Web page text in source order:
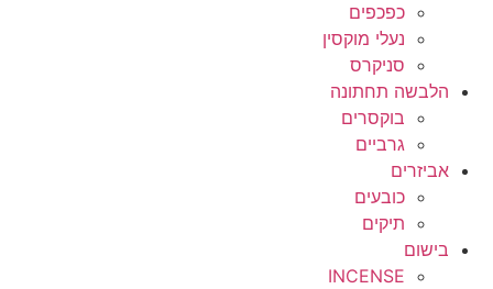
כפכפים
נעלי מוקסין
סניקרס
הלבשה תחתונה
בוקסרים
גרביים
אביזרים
כובעים
תיקים
בישום
INCENSE